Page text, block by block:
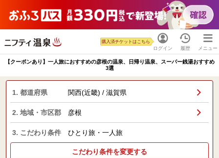
ログイン
購入済チケットはこちら
履歴 メニュー
【クーポンあり】一人旅におすすめの彦根の温泉、日帰り温泉、スーパー銭湯おすすめ
3選
1. 都道府県 関西(近畿) / 滋賀県
2. 地域・市区郡 彦根
3. こだわり条件 ひとり旅・一人旅
こだわり条件を変更する